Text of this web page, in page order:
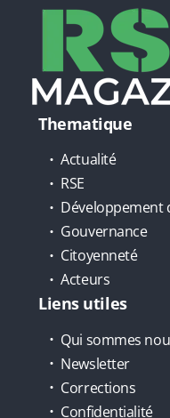
Thematique
Actualité
RSE
Développement
Gouvernance
Citoyenneté
Acteurs
Liens utiles
Qui sommes
Newsletter
Corrections
Confidentialité